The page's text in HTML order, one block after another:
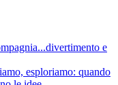
e
esploriamo: quando